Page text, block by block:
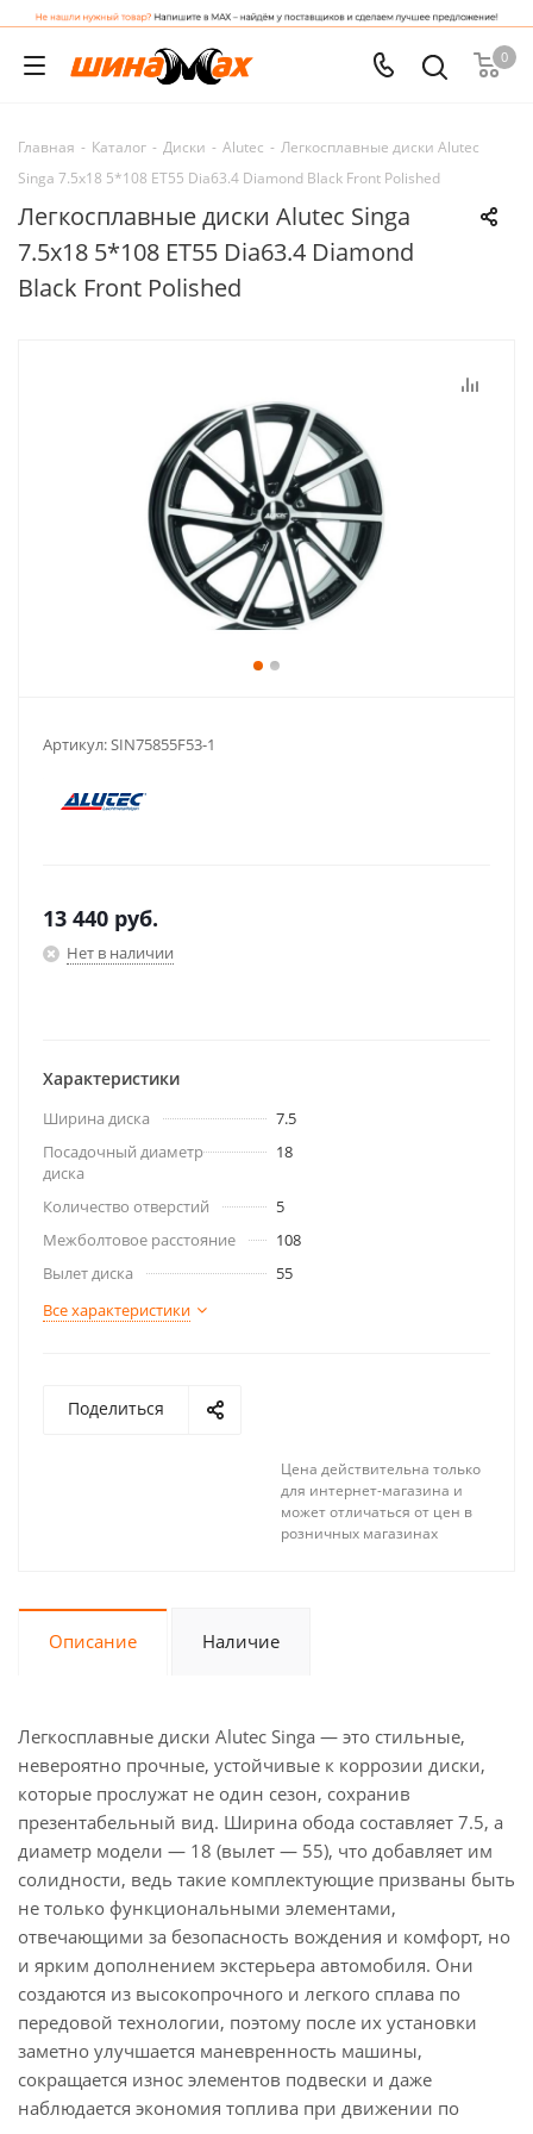
0
Главная - Каталог - Диски - Alutec - Легкосплавные диски Alutec
Singa 7.5x18 5*108 ET55 Dia63.4 Diamond Black Front Polished
Легкосплавные диски Alutec Singa
7.5x18 5*108 ET55 Dia63.4 Diamond
Black Front Polished
Артикул:SIN75855F53-1
13 440 руб.
Нет в наличии
Характеристики
Ширина диска
7.5
Посадочный диаметр
диска
18
Количество отверстий
5
Межболтовое расстояние
108
Вылет диска
55
Все характеристики
Поделиться
Цена действительна только
для интернет-магазина и
может отличаться от цен в
розничных магазинах
Описание Наличие
Легкосплавные диски Alutec Singa — это стильные,
невероятно прочные, устойчивые к коррозии диски,
которые прослужат не один сезон, сохранив
презентабельный вид. Ширина обода составляет 7.5, а
диаметр модели — 18 (вылет — 55), что добавляет им
солидности, ведь такие комплектующие призваны быть
не только функциональными элементами,
отвечающими за безопасность вождения и комфорт, но
и ярким дополнением экстерьера автомобиля. Они
создаются из высокопрочного и легкого сплава по
передовой технологии, поэтому после их установки
заметно улучшается маневренность машины,
сокращается износ элементов подвески и даже
наблюдается экономия топлива при движении по